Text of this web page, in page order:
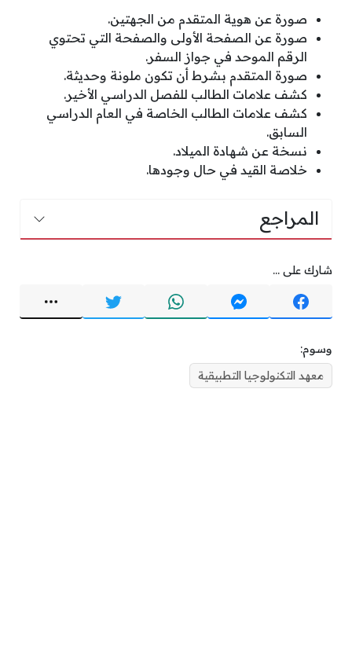
صورة عن هوية المتقدم من الجهتين.
صورة عن الصفحة الأولى والصفحة التي تحتوي
الرقم الموحد في جواز السفر.
صورة المتقدم بشرط أن تكون ملونة وحديثة.
كشف علامات الطالب للفصل الدراسي الأخير.
كشف علامات الطالب الخاصة في العام الدراسي
السابق.
نسخة عن شهادة الميلاد.
خلاصة القيد في حال وجودها.
المراجع
شارك على ...
وسوم:
معهد التكنولوجيا التطبيقية